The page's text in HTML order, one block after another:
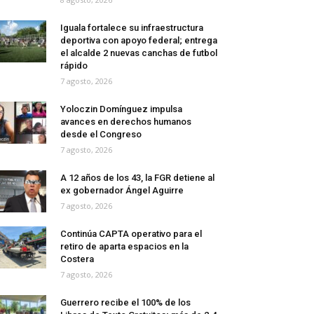
Iguala fortalece su infraestructura
deportiva con apoyo federal; entrega
el alcalde 2 nuevas canchas de futbol
rápido
7 agosto, 2026
Yoloczin Domínguez impulsa
avances en derechos humanos
desde el Congreso
7 agosto, 2026
A 12 años de los 43, la FGR detiene al
ex gobernador Ángel Aguirre
7 agosto, 2026
Continúa CAPTA operativo para el
retiro de aparta espacios en la
Costera
7 agosto, 2026
Guerrero recibe el 100% de los